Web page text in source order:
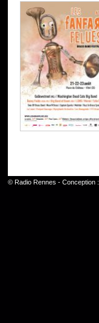
© Radio Rennes - Conception :